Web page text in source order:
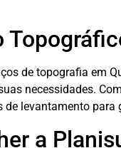
de topografia em
necessidades.
levantamento
a